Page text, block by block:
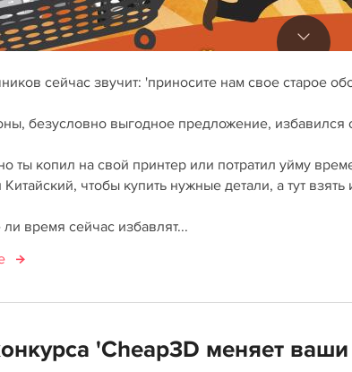
сейчас звучит: 'приносите нам свое старое
безусловно выгодное предложение, избавился
ты копил на свой принтер или потратил уйму
чтобы купить нужные детали, а тут
время сейчас избавлят...
'Cheap3D меняет